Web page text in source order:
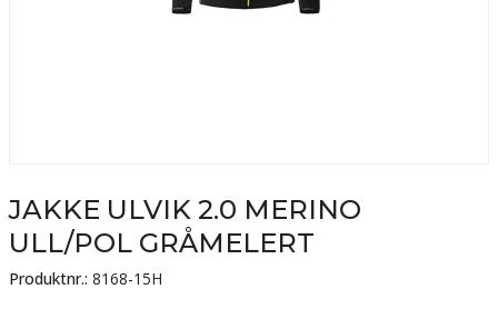
JAKKE ULVIK 2.0 MERINO
ULL/POL GRÅMELERT
Produktnr.: 8168-15H